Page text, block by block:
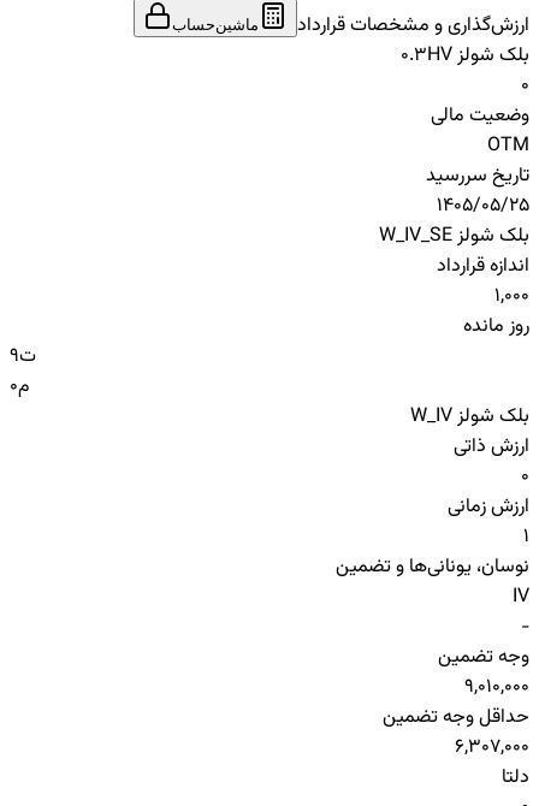
ارزش‌گذاری و مشخصات قرارداد
ماشین‌حساب
بلک شولز HV
0.3
0
وضعیت مالی
OTM
تاریخ سررسید
1405/05/25
بلک شولز W_IV_SE
اندازه قرارداد
1,000
روز مانده
9ت
0م
بلک شولز W_IV
ارزش ذاتی
0
ارزش زمانی
1
نوسان، یونانی‌ها و تضمین
IV
-
وجه تضمین
9,010,000
حداقل وجه تضمین
6,307,000
دلتا